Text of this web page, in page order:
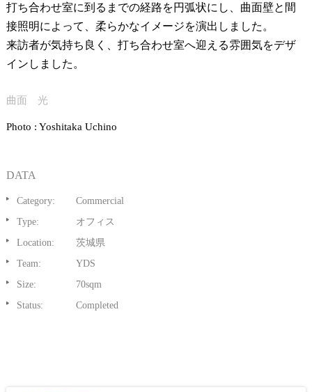
打ち合わせ室に到るまでの経路を円弧状にし、曲面壁と間
接照明によって、柔らかなイメージを演出しました。
来訪者が気持ち良く、打ち合わせ室へ迎える雰囲気をデザ
インしました。
曲面 光
Photo : Yoshitaka Uchino
DATA
Category:
Commercial
Type:
オフィス
Location:
茨城県
Team:
YDS
Size:
70sqm
Status:
Completed